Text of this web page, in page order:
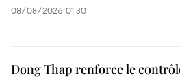
08/08/2026 01:30
Dong Thap renforce le